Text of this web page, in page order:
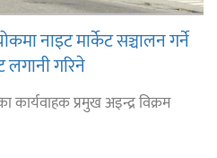
नाइट मार्केट सञ्चालन गर्ने
गरिने
कार्यवाहक प्रमुख अइन्द्र विक्रम